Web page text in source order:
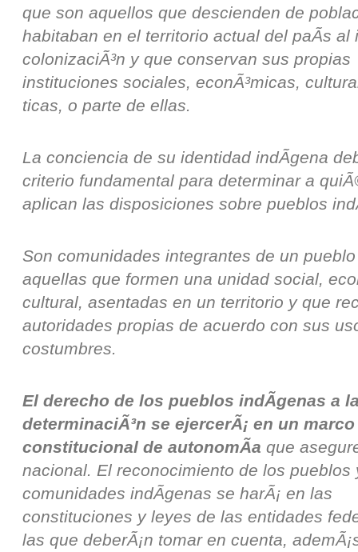
que son aquellos que descienden de
habitaban en el territorio actual del paÃ­s al
colonizaciÃ³n y que conservan sus propias
instituciones sociales, econÃ³micas,
ticas, o parte de ellas.
La conciencia de su identidad indÃ­gena
criterio fundamental para determinar a
aplican las disposiciones sobre pueblos
Son comunidades integrantes de un
aquellas que formen una unidad social,
cultural, asentadas en un territorio y que
autoridades propias de acuerdo con sus
costumbres.
El derecho de los pueblos indÃ­genas a
determinaciÃ³n se ejercerÃ¡ en un marco
constitucional de autonomÃ­a que
nacional. El reconocimiento de los pueblos
comunidades indÃ­genas se harÃ¡ en las
constituciones y leyes de las entidades
las que deberÃ¡n tomar en cuenta,